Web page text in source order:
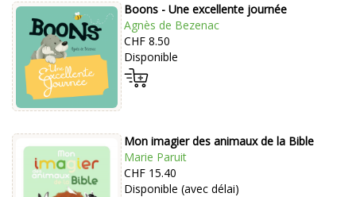
Boons - Une excellente journée
Agnès de Bezenac
CHF 8.50
Disponible
Mon imagier des animaux de la Bible
Marie Paruit
CHF 15.40
Disponible (avec délai)